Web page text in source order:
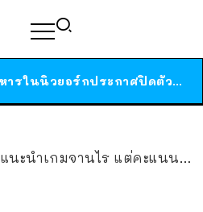
ร้านอาหารในนิวยอร์กประกาศปิดตัวลง หลังอยู่มานานกว่า 45 ปี ติดป้ายขอบคุณลูกค้าทุกคน แถมสูตรทำไวท์ซอสให้แบบจัดเต็ม
แนะนำเกมจานไร แต่คะแนนดีเวอร์ Genital Jousting สวมบท กระปู๋ ฟัดนัวเอาตัวรอด แข่งเพื่อน 8 คน